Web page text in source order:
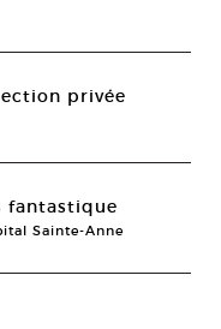
privée
fantastique
Sainte-Anne